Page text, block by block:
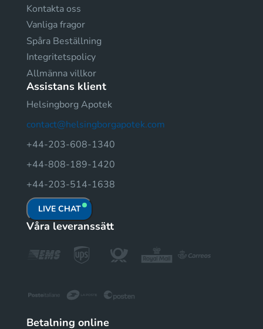
Kontakta oss
Vanliga fragor
Spåra Beställning
Integritetspolicy
Allmänna villkor
Assistans klient
Helsingborg Apotek
contact@helsingborgapotek.com
+44-203-608-1340
+44-808-189-1420
+44-203-514-1638
LIVE CHAT
Våra leveranssätt
Betalning online